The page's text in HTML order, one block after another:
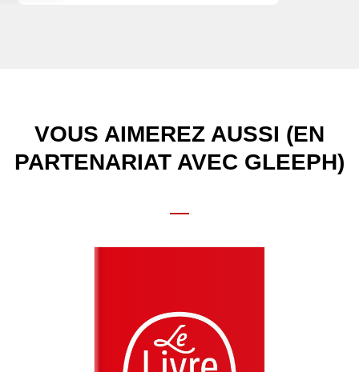
VOUS AIMEREZ AUSSI (EN
PARTENARIAT AVEC GLEEPH)